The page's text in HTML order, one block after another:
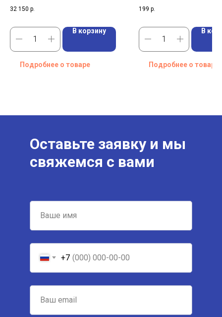
32 150 р.
В корзину
Подробнее о товаре
199 р.
В
Подробнее о товаре
Оставьте заявку и мы
свяжемся с вами
+7